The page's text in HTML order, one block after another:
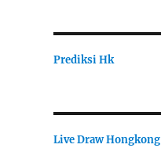
Prediksi Hk
Live Draw Hongkong